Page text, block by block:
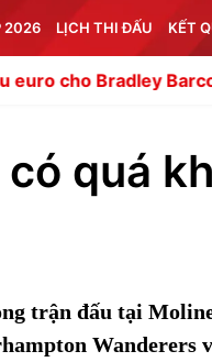
2026 LỊCH THI ĐẤU KẾT
Barcola của PSG
quá
trận đấu tại